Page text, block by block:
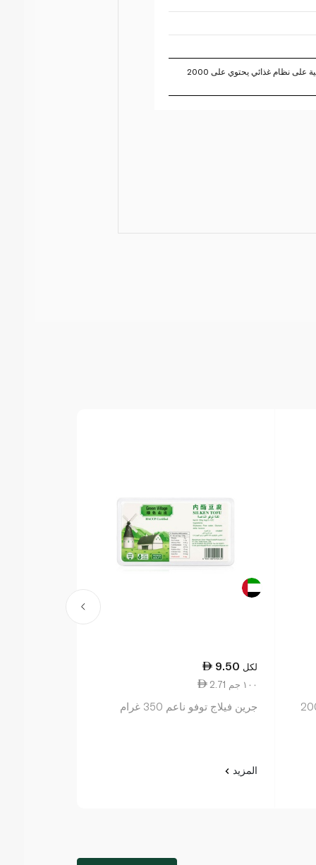
تستند النسبة المئوية للقيم اليومية على نظام غذائي يحتوي على 2000
موزاريلا مبشورة 200
9.50 لكل
2.71 ١٠٠ جم
جرين فيلاج توفو ناعم 350 غرام
المزيد